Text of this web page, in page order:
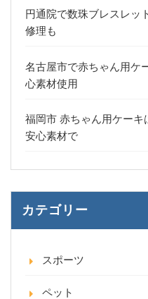
円通院で数珠ブレスレッ
修理も
名古屋市で赤ちゃん用ケ
心素材使用
福岡市 赤ちゃん用ケー
安心素材で
カテゴリー
スポーツ
ペット